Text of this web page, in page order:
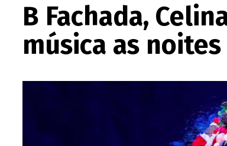
B Fachada,
música as